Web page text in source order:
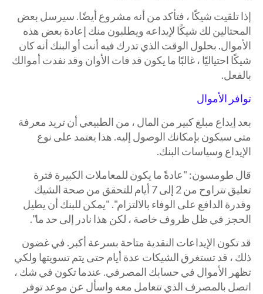
إذا تلقيت شيكًا ، فتأكد من أنه مشروع أيضًا. سيرسل بعض
المحتالين لك شيكًا لإيداعه ويطلبون منك إعادة بعض هذه
الأموال. بحلول الوقت الذي تدرك فيه أنت أو البنك أنه كان
شيكًا احتياليًا ، غالبًا ما يكون قد فات الأوان وقد نفدت أموالك
بالفعل.
توافر الأموال
بعد إيداع مبلغ كبير من المال ، من الطبيعي أن تريد معرفة
متى سيكون بإمكانك الوصول إليه. هذا يعتمد على نوع
الإيداع وسياسات البنك.
قال طومسون: "عادةً ما يكون للمعاملات الكبيرة فترة
تعليق تتراوح من 2 إلى 7 أيام للتحقق من صحة الشيك
وقدرة الدافع على الوفاء بالالتزام". "يمكن للبنك أن يطيل
الحجز في ظل ظروف خاصة ، لكن هذا نادر إلى حد ما".
قد تكون الإيداعات النقدية متاحة بسرعة أكبر. في غضون
ذلك ، قد تستغرق الشيكات عدة أيام حتى يتم تسويتها ولكي
تظهر الأموال في حسابك المصرفي. عندما تكون في شك ،
اتصل بالمصرف الذي تتعامل معه واسأل عن موعد توفر